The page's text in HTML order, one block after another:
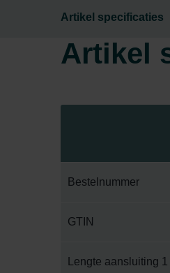
Artikel specificaties
Artikel
Bestelnummer
GTIN
Lengte aansluiting 1